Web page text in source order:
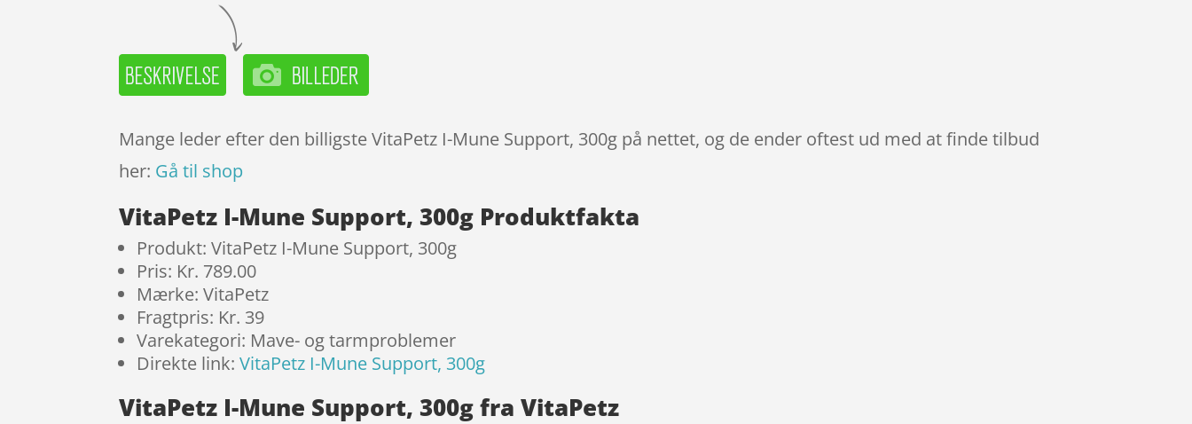
Mange leder efter den billigste VitaPetz I-Mune Support, 300g på nettet, og de ender oftest ud med at finde tilbud
her: Gå til shop
VitaPetz I-Mune Support, 300g Produktfakta
Produkt: VitaPetz I-Mune Support, 300g
Pris: Kr. 789.00
Mærke: VitaPetz
Fragtpris: Kr. 39
Varekategori: Mave- og tarmproblemer
Direkte link:VitaPetz I-Mune Support, 300g
VitaPetz I-Mune Support, 300g fra VitaPetz